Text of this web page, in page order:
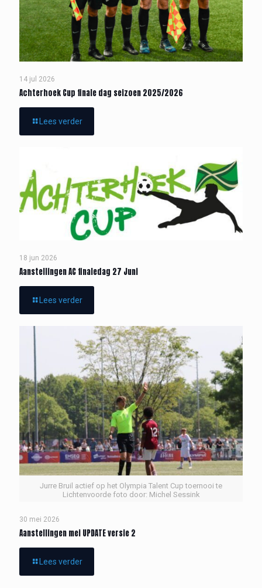
14 jul 2026
Achterhoek Cup finale dag seizoen 2025/2026
Lees verder
18 jun 2026
Aanstellingen AC finaledag 27 Juni
Lees verder
Jurre Bruil actief op het Olympia Talent Cup toernooi te
Lichtenvoorde foto door: Michel Sessink
30 mei 2026
Aanstellingen mei UPDATE versie 2
Lees verder